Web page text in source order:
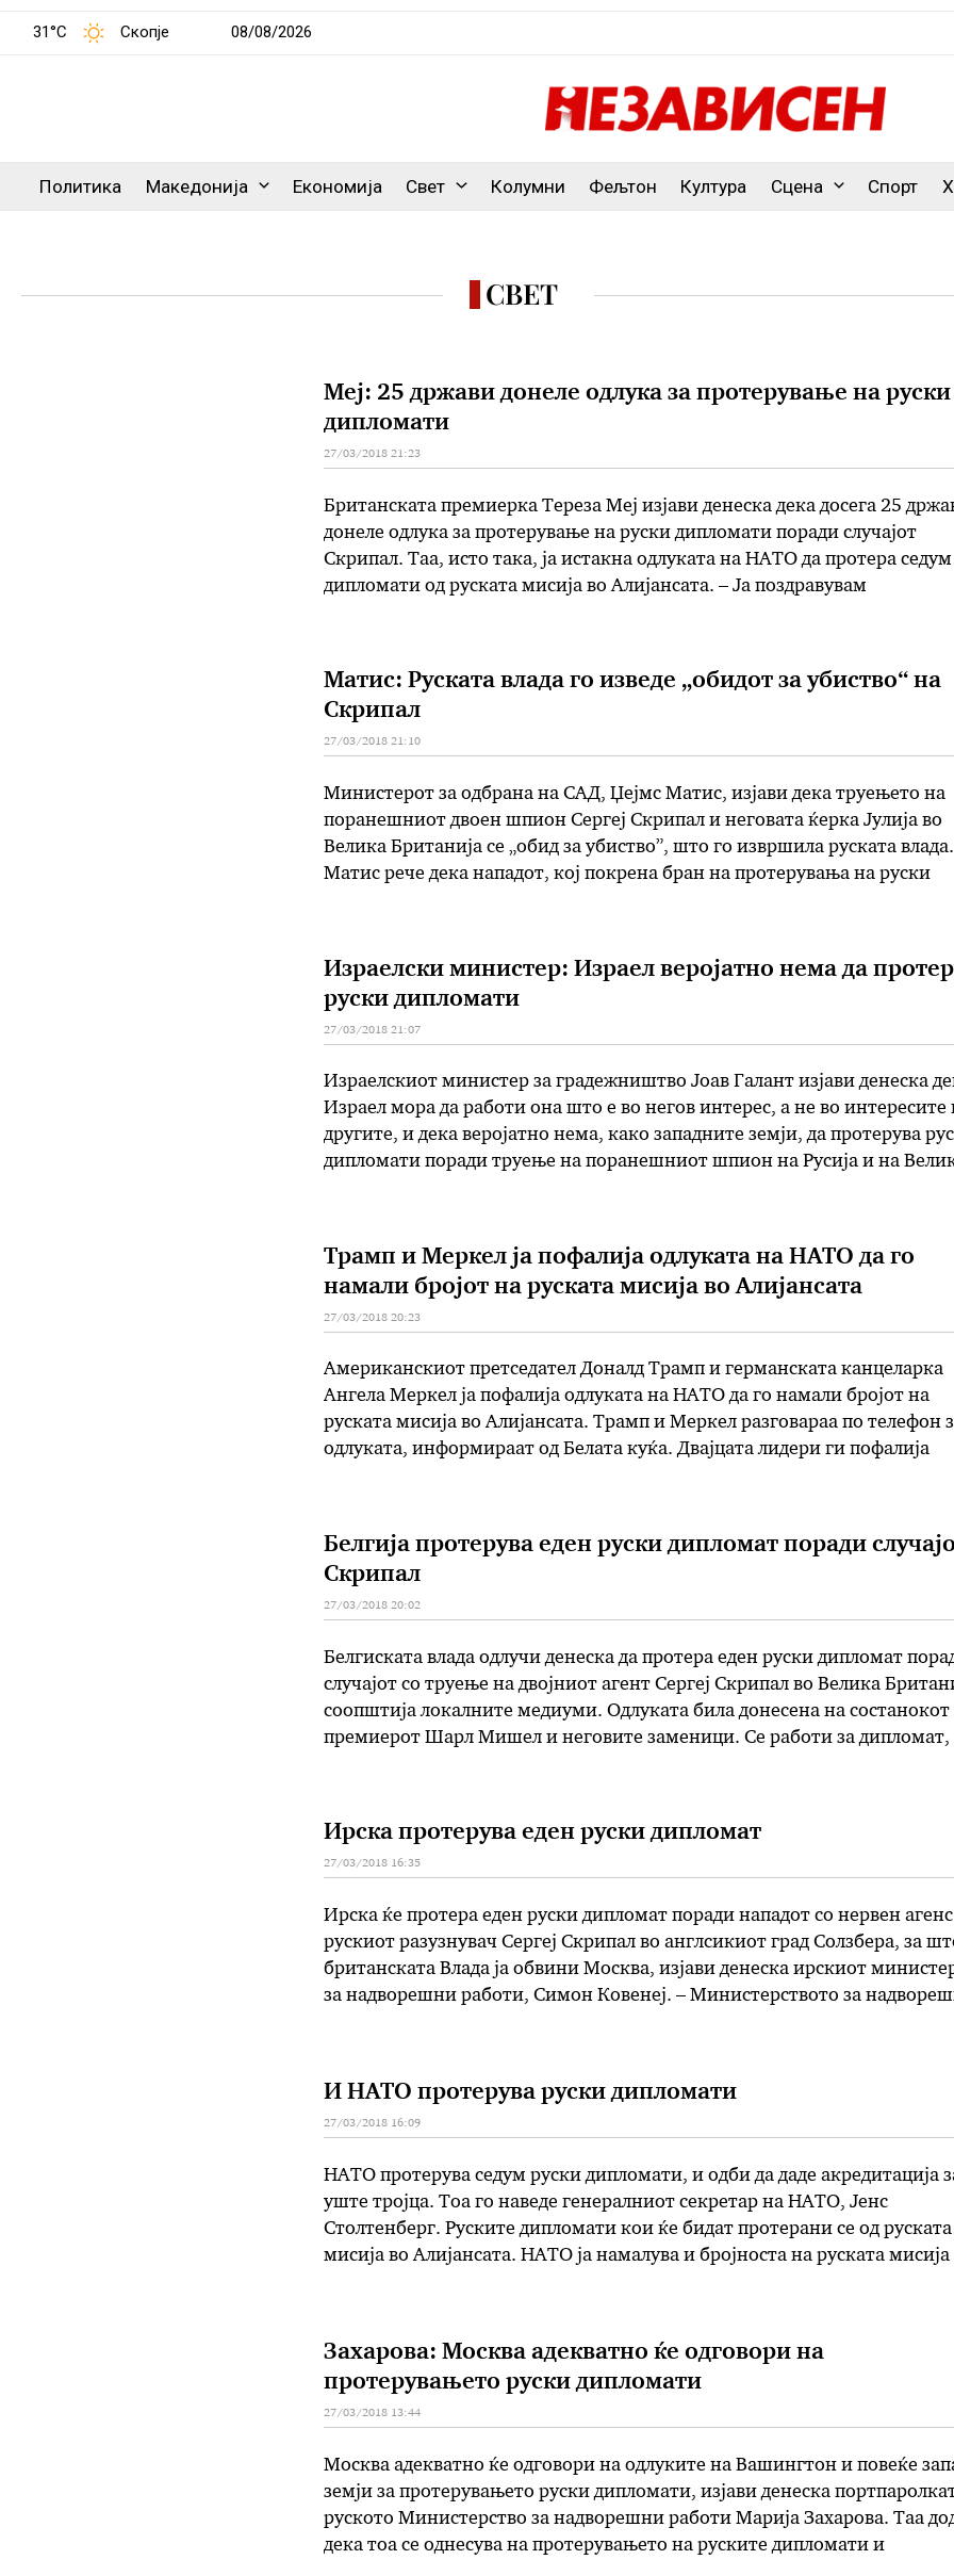
31°C Скопје 08/08/2026
Политика Македонија Економија Свет Колумни Фељтон Култура Сцена Спорт
СВЕТ
Меј: 25 држави донеле одлука за протерување на руски
дипломати
27/03/2018 21:23
Британската премиерка Тереза ​​Меј изјави денеска дека досега 25
донеле одлука за протерување на руски дипломати поради случајот
Скрипал. Таа, исто така, ја истакна одлуката на НАТО да протера седум
дипломати од руската мисија во Алијансата. – Ја поздравувам
Матис: Руската влада го изведе „обидот за убиство“ на
Скрипал
27/03/2018 21:10
Министерот за одбрана на САД, Џејмс Матис, изјави дека труењето на
поранешниот двоен шпион Сергеј Скрипал и неговата ќерка Јулија во
Велика Британија се „обид за убиство”, што го извршила руската влада.
Матис рече дека нападот, кој покрена бран на протерувања на руски
Израелски министер: Израел веројатно нема да
руски дипломати
27/03/2018 21:07
Израелскиот министер за градежништво Јоав Галант изјави денеска
Израел мора да работи она што е во негов интерес, а не во интересите
другите, и дека веројатно нема, како западните земји, да протерува
дипломати поради труење на поранешниот шпион на Русија и на
Трамп и Меркел ја пофалија одлуката на НАТО да го
намали бројот на руската мисија во Алијансата
27/03/2018 20:23
Американскиот претседател Доналд Трамп и германската канцеларка
Ангела Меркел ја пофалија одлуката на НАТО да го намали бројот на
руската мисија во Алијансата. Трамп и Меркел разговараа по телефон
одлуката, информираат од Белата куќа. Двајцата лидери ги пофалија
Белгија протерува еден руски дипломат поради
Скрипал
27/03/2018 20:02
Белгиската влада одлучи денеска да протера еден руски дипломат
случајот со труење на двојниот агент Сергеј Скрипал во Велика
соопштија локалните медиуми. Одлуката била донесена на состанокот
премиерот Шарл Мишел и неговите заменици. Се работи за дипломат,
Ирска протерува еден руски дипломат
27/03/2018 16:35
Ирска ќе протера еден руски дипломат поради нападот со нервен агенс
рускиот разузнувач Сергеј Скрипал во англсикиот град Солзбера, за
британската Влада ја обвини Москва, изјави денеска ирскиот
за надворешни работи, Симон Ковенеј. – Министерството за
И НАТО протерува руски дипломати
27/03/2018 16:09
НАТО протерува седум руски дипломати, и одби да даде акредитација
уште тројца. Тоа го наведе генералниот секретар на НАТО, Јенс
Столтенберг. Руските дипломати кои ќе бидат протерани се од руската
мисија во Алијансата. НАТО ја намалува и бројноста на руската мисија
Захарова: Москва адекватно ќе одговори на
протерувањето руски дипломати
27/03/2018 13:44
Москва адекватно ќе одговори на одлуките на Вашингтон и повеќе
земји за протерувањето руски дипломати, изјави денеска
руското Министерство за надворешни работи Марија Захарова. Таа
дека тоа се однесува на протерувањето на руските дипломати и